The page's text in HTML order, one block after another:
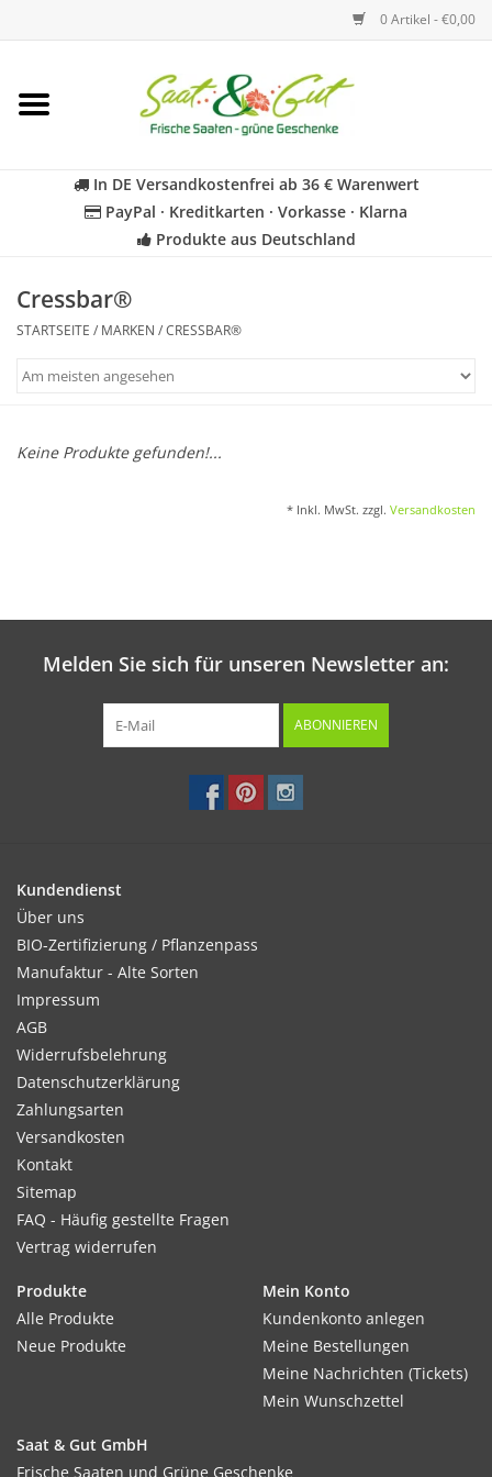
0 Artikel - €0,00
Startseite
Kräuter
In DE Versandkostenfrei ab 36 € Warenwert
PayPal · Kreditkarten · Vorkasse · Klarna
Produkte aus Deutschland
Cressbar®
STARTSEITE / MARKEN /CRESSBAR®
Keine Produkte gefunden!...
* Inkl. MwSt. zzgl. Versandkosten
Melden Sie sich für unseren Newsletter an:
ABONNIEREN
Kundendienst
Über uns
BIO-Zertifizierung / Pflanzenpass
Manufaktur - Alte Sorten
Impressum
AGB
Widerrufsbelehrung
Datenschutzerklärung
Zahlungsarten
Versandkosten
Kontakt
Sitemap
FAQ - Häufig gestellte Fragen
Vertrag widerrufen
Produkte
Alle Produkte
Neue Produkte
Mein Konto
Kundenkonto anlegen
Meine Bestellungen
Meine Nachrichten (Tickets)
Mein Wunschzettel
Saat & Gut GmbH
Frische Saaten und Grüne Geschenke